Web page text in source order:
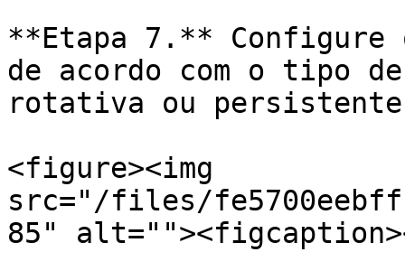
**Etapa 7.**
de acordo com o tipo
rotativa ou
<figure><img
src="/files/
85"